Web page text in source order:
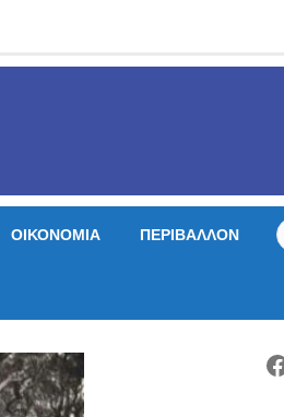
ΟΙΚΟΝΟΜΙΑ ΠΕΡΙΒΑΛΛΟΝ